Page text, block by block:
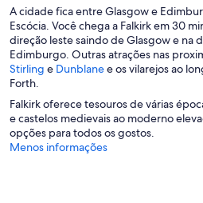
A cidade fica entre Glasgow e
Escócia. Você chega a Falkirk em 30
direção leste saindo de Glasgow e na
Edimburgo. Outras atrações nas
Stirling A
e
e
m
u
e DunblaneA
e
e
m
u
e os vilarejos ao
Forth.
Falkirk oferece tesouros de várias
e castelos medievais ao moderno
opções para todos os gostos.
Menos informações